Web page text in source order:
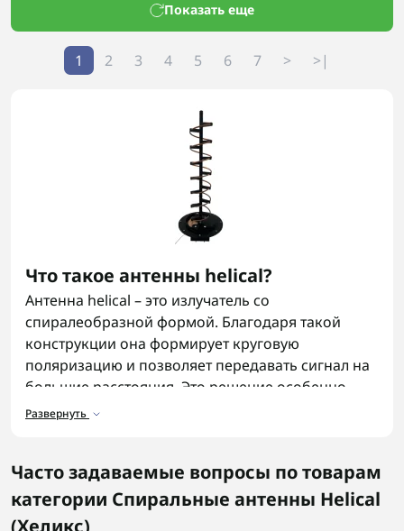
Показать еще
1 2 3 4 5 6 7 > >|
Что такое антенны helical?
Антенна helical – это излучатель со
спиралеобразной формой. Благодаря такой
конструкции она формирует круговую
поляризацию и позволяет передавать сигнал на
большие расстояния. Это решение особенно
актуально там, где стабильная связь имеет
Назначение антенн helical
Антенна helical используется для качественной
связи между передатчиком и приемником на
Развернуть
Часто задаваемые вопросы по товарам
категории Спиральные антенны Helical
(Хеликс)